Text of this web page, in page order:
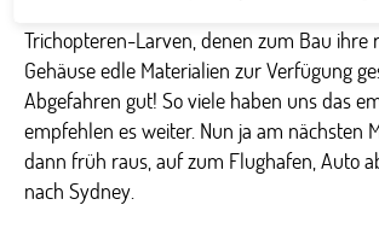
Trichopteren-Larven, denen zum Bau ihre
Gehäuse edle Materialien zur Verfügung
Abgefahren gut! So viele haben uns das
empfehlen es weiter. Nun ja am nächsten
dann früh raus, auf zum Flughafen, Auto
nach Sydney.